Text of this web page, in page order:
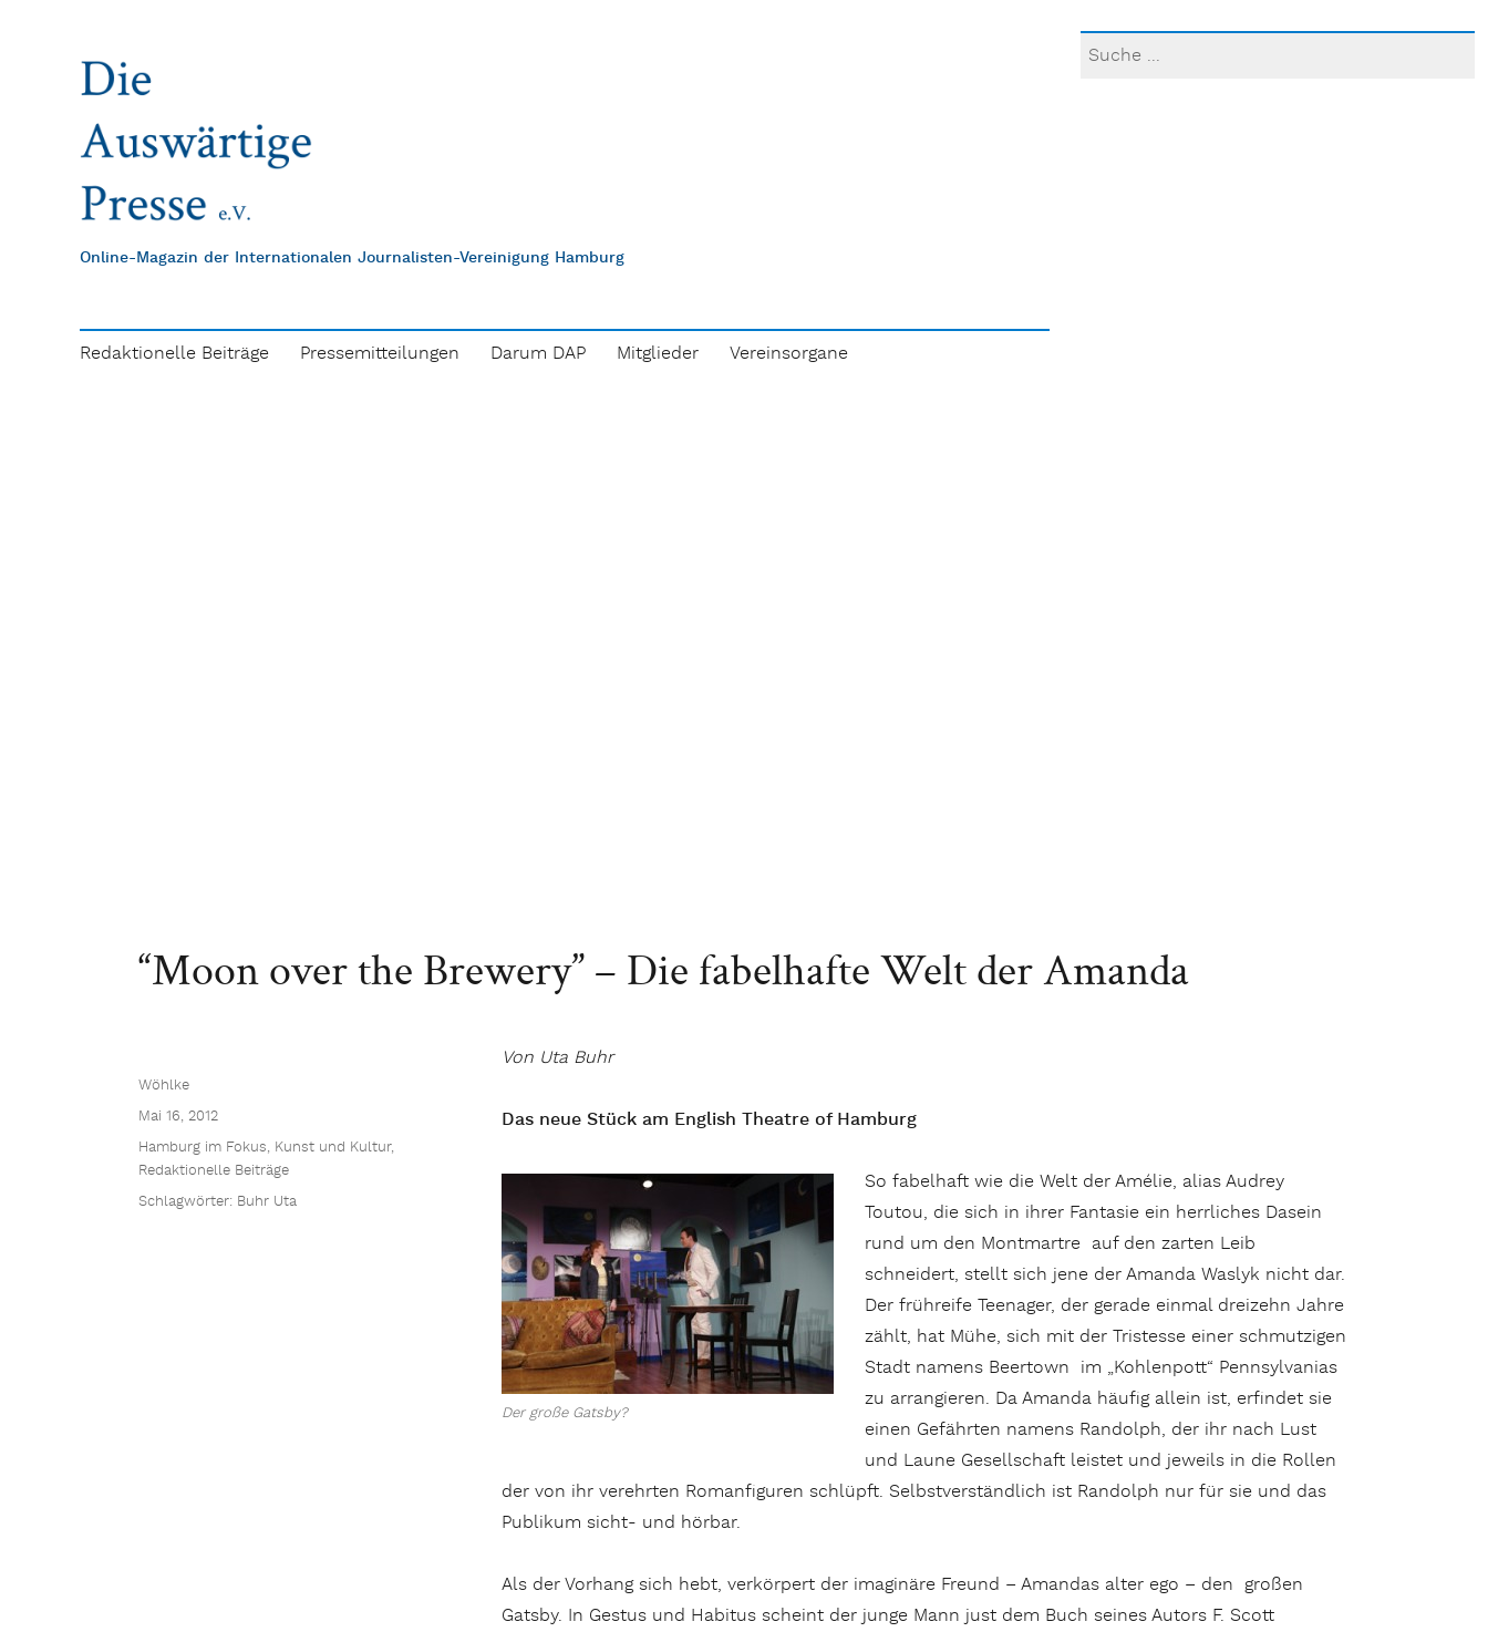
Online-Magazin der Internationalen Journalisten-Vereinigung Hamburg
Redaktionelle Beiträge Pressemitteilungen Darum DAP Mitglieder Vereinsorgane
“Moon over the Brewery” – Die fabelhafte Welt der Amanda
Von Uta Buhr
Das neue Stück am English Theatre of Hamburg
Der große Gatsby?
So fabelhaft wie die Welt der Amélie, alias Audrey
Toutou, die sich in ihrer Fantasie ein herrliches Dasein
rund um den Montmartre auf den zarten Leib
schneidert, stellt sich jene der Amanda Waslyk nicht dar.
Der frühreife Teenager, der gerade einmal dreizehn Jahre
zählt, hat Mühe, sich mit der Tristesse einer schmutzigen
Stadt namens Beertown im „Kohlenpott“ Pennsylvanias
zu arrangieren. Da Amanda häufig allein ist, erfindet sie
einen Gefährten namens Randolph, der ihr nach Lust
und Laune Gesellschaft leistet und jeweils in die Rollen
der von ihr verehrten Romanfiguren schlüpft. Selbstverständlich ist Randolph nur für sie und das
Publikum sicht- und hörbar.
Als der Vorhang sich hebt, verkörpert der imaginäre Freund – Amandas alter ego – den großen
Gatsby. In Gestus und Habitus scheint der junge Mann just dem Buch seines Autors F. Scott
Wöhlke
Mai 16, 2012
Hamburg im Fokus, Kunst und Kultur,
Redaktionelle Beiträge
Schlagwörter: Buhr Uta